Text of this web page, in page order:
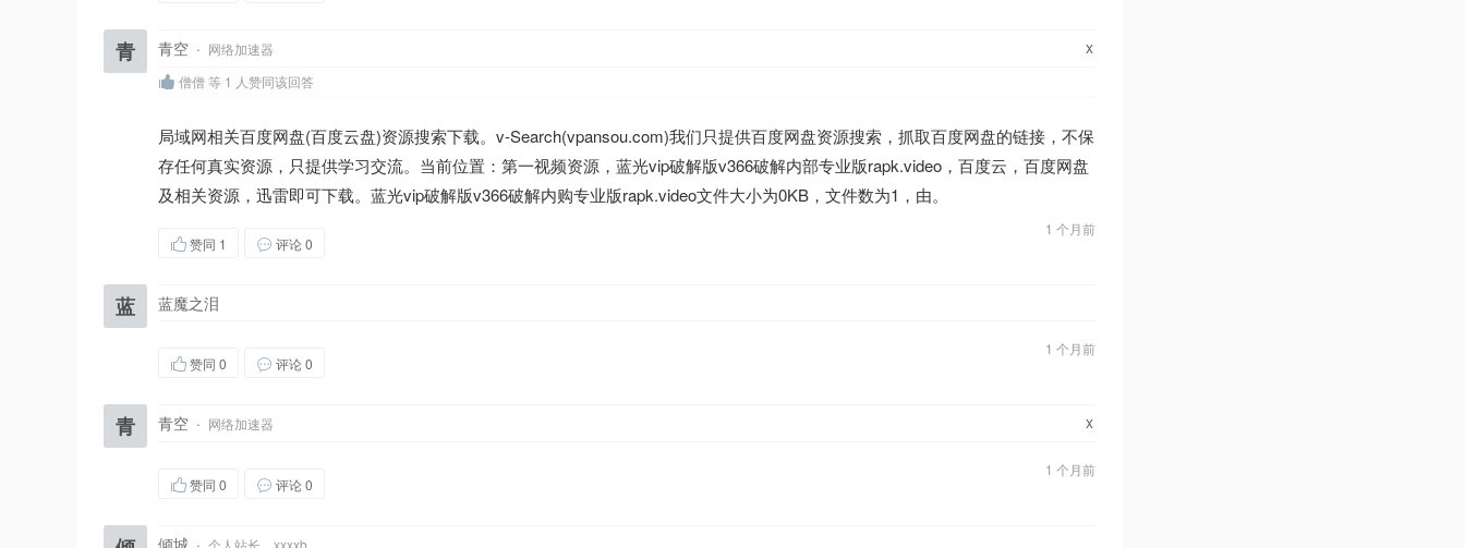
青 青空 · 网络加速器 x
僧僧 等 1 人赞同该回答
局域网相关百度网盘(百度云盘)资源搜索下载。v-Search(vpansou.com)我们只提供百度网盘资源搜索，抓取百度网盘的链接，不保
存任何真实资源，只提供学习交流。当前位置：第一视频资源，蓝光vip破解版v366破解内部专业版rapk.video，百度云，百度网盘
及相关资源，迅雷即可下载。蓝光vip破解版v366破解内购专业版rapk.video文件大小为0KB，文件数为1，由。
1 个月前
赞同 1 评论 0
蓝 蓝魔之泪
1 个月前
赞同 0 评论 0
青 青空 · 网络加速器 x
1 个月前
赞同 0 评论 0